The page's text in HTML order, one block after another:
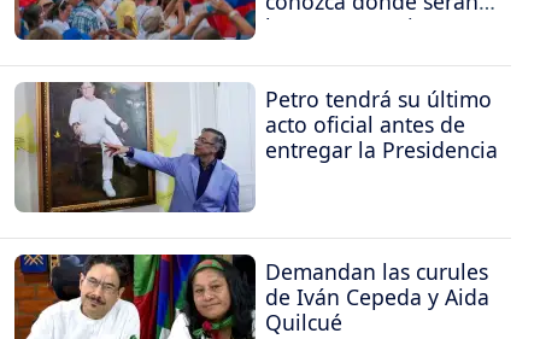
las concentraciones
Petro tendrá su último
acto oficial antes de
entregar la Presidencia
Demandan las curules
de Iván Cepeda y Aida
Quilcué